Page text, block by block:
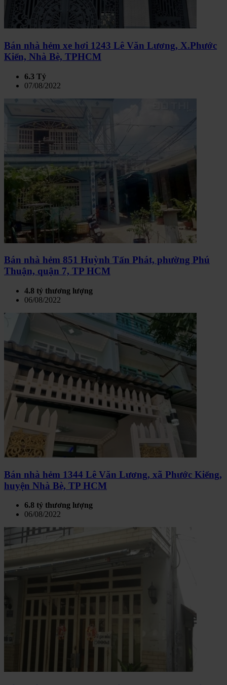
Bán nhà hẻm xe hơi 1243 Lê Văn Lương, X.Phước
Kiển, Nhà Bè, TPHCM
6.3 Tỷ
07/08/2022
Bán nhà hẻm 851 Huỳnh Tấn Phát, phường Phú
Thuận, quận 7, TP HCM
4.8 tỷ thương lượng
06/08/2022
Bán nhà hẻm 1344 Lê Văn Lương, xã Phước Kiểng,
huyện Nhà Bè, TP HCM
6.8 tỷ thương lượng
06/08/2022